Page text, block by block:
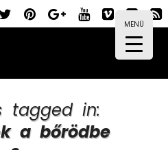
MENÜ
tagged in:
a bőrödbe